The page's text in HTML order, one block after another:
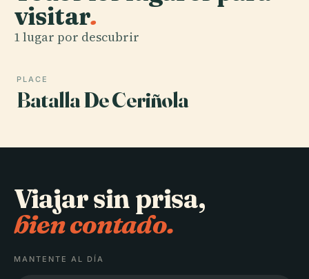
visitar.
1 lugar por descubrir
PLACE
Batalla De Ceriñola
Viajar sin prisa,
bien contado.
MANTENTE AL DÍA